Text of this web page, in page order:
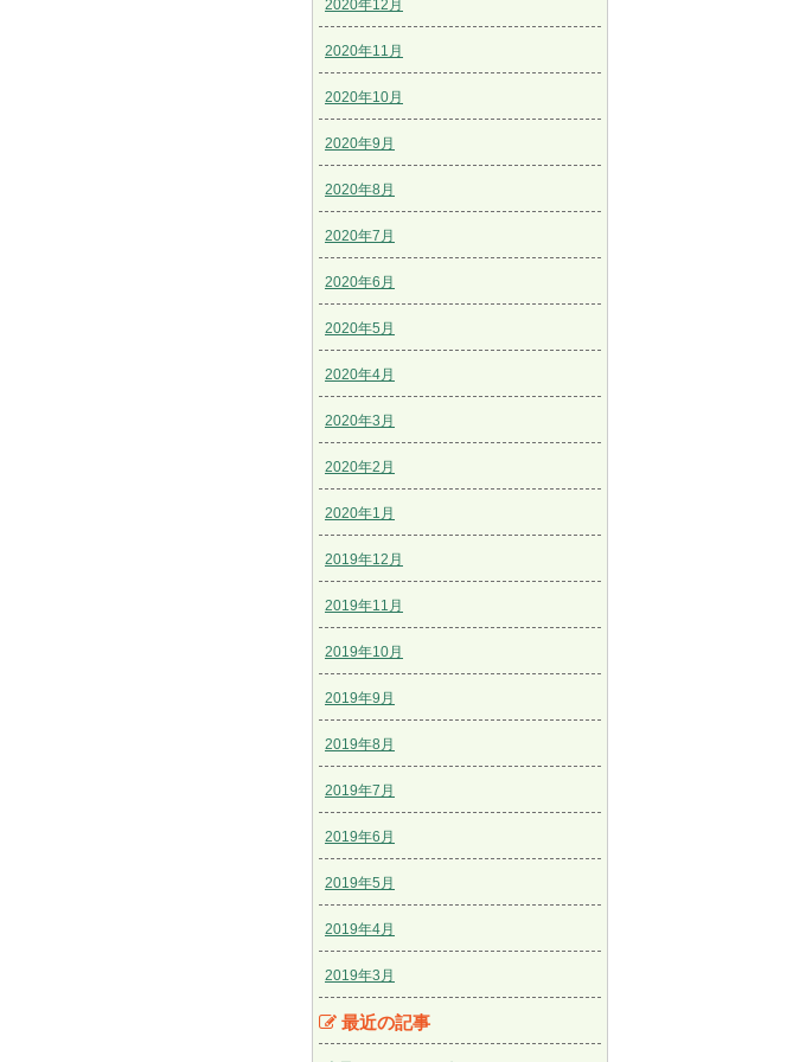
2020年12月
2020年11月
2020年10月
2020年9月
2020年8月
2020年7月
2020年6月
2020年5月
2020年4月
2020年3月
2020年2月
2020年1月
2019年12月
2019年11月
2019年10月
2019年9月
2019年8月
2019年7月
2019年6月
2019年5月
2019年4月
2019年3月
最近の記事